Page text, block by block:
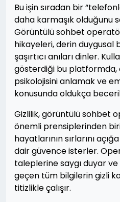
Bu işin sıradan bir
daha karmaşık olduğunu
Görüntülü sohbet
hikayeleri, derin duygusal
şaşırtıcı anıları dinler.
gösterdiği bu
psikolojisini anlamak ve
konusunda oldukça
Gizlilik, görüntülü sohbet
önemli prensiplerinden
hayatlarının sırlarını
dair güvence isterler.
taleplerine saygı duyar ve
geçen tüm bilgilerin gizli
titizlikle çalışır.